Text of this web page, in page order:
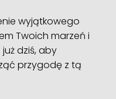
wyjątkowego
Twoich marzeń i
dziś, aby
przygodę z tą